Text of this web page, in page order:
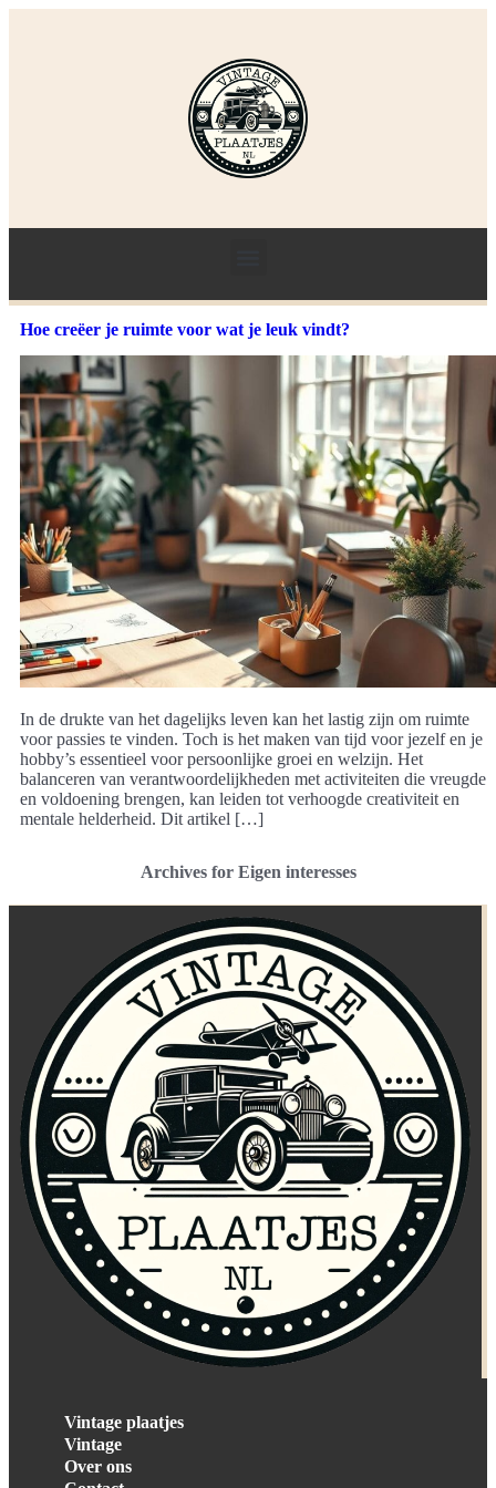
Hoe creëer je ruimte voor wat je leuk vindt?
In de drukte van het dagelijks leven kan het lastig zijn om ruimte
voor passies te vinden. Toch is het maken van tijd voor jezelf en je
hobby’s essentieel voor persoonlijke groei en welzijn. Het
balanceren van verantwoordelijkheden met activiteiten die vreugde
en voldoening brengen, kan leiden tot verhoogde creativiteit en
mentale helderheid. Dit artikel […]
Archives for Eigen interesses
Vintage plaatjes
Vintage
Over ons